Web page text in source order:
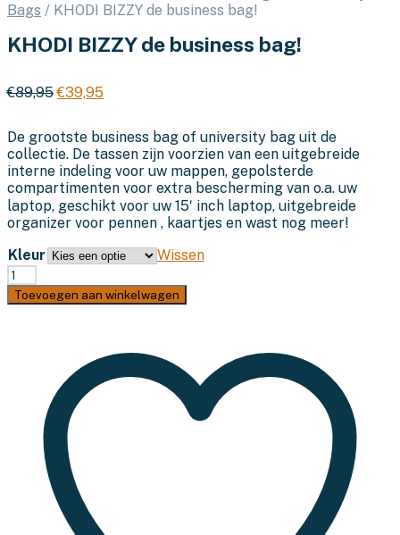
Bags / KHODI BIZZY de business bag!
KHODI BIZZY de business bag!
€89,95Oorspronkelijke
€89,95.
€39,95
€39,95.
De grootste business bag of university bag uit de
collectie. De tassen zijn voorzien van een uitgebreide
interne indeling voor uw mappen, gepolsterde
compartimenten voor extra bescherming van o.a. uw
laptop, geschikt voor uw 15′ inch laptop, uitgebreide
organizer voor pennen , kaartjes en wast nog meer!
Kleur
Wissen
KHODI
BIZZY
de
Toevoegen aan winkelwagen